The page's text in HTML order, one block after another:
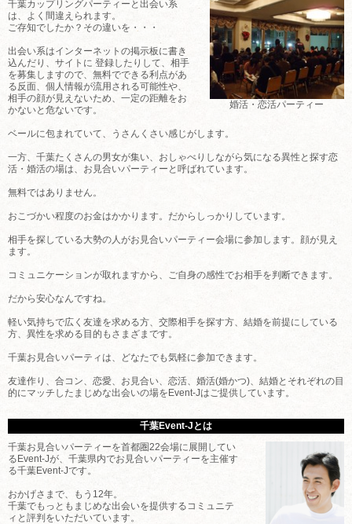
婚活・恋活パーティー
千葉カップリングパーティーと出会い系
は、よく間違えられます。
ご存知でしたか？その違いを・・・
出会い系はインターネットの掲示板に書き
込んだり、サイトに 登録したりして、相手
を募集しますので、無料でできる利点があ
る反面、個人情報が流用される可能性や、
相手の顔が見えないため、一定の距離をお
かないと危ないです。
ベールに包まれていて、うさんくさい感じがします。
一方、千葉たくさんの男女が集い、おしゃべりしながら気になる異性と探す恋
活・婚活の場は、お見合いパーティーと呼ばれています。
無料ではありません。
おこづかい程度のお金はかかります。だからしっかりしています。
相手を探している大勢の人がお見合いパーティー会場に参加します。顔が見え
ます。
コミュニケーションが取れますから、ご自身の感性でお相手を判断できます。
だから安心なんですね。
軽い気持ちで広く友達を求める方、交際相手を探す方、結婚を前提にしている
方、異性を求める目的もさまざまです。
千葉お見合いパーティは、どなたでも気軽に参加できます。
友達作り、合コン、恋愛、お見合い、恋活、婚活(婚かつ)、結婚とそれぞれの目
的にマッチしたまじめな出会いの場をEvent-Jはご提供しています。
千葉Event-Jとは
千葉お見合いパーティーを首都圏22会場に展開してい
るEvent-Jが、千葉県内でお見合いパーティーを主催す
る千葉Event-Jです。
おかげさまで、もう12年。
千葉でもっともまじめな出会いを提供するコミュニテ
ィと評判をいただいています。